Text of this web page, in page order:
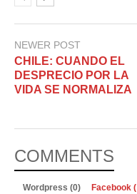
NEWER POST
CHILE: CUANDO EL
DESPRECIO POR LA
VIDA SE NORMALIZA
COMMENTS
Wordpress (0) Facebook (